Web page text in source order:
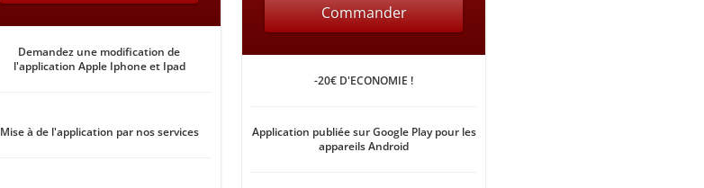
Demandez une modification de
l'application Apple Iphone et Ipad
Mise à de l'application par nos services
Commander
-20€ D'ECONOMIE !
Application publiée sur Google Play pour les
appareils Android